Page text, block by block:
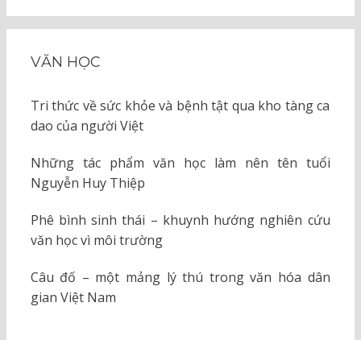
VĂN HỌC
Tri thức về sức khỏe và bệnh tật qua kho tàng ca
dao của người Việt
Những tác phẩm văn học làm nên tên tuổi
Nguyễn Huy Thiệp
Phê bình sinh thái – khuynh hướng nghiên cứu
văn học vì môi trường
Câu đố – một mảng lý thú trong văn hóa dân
gian Việt Nam